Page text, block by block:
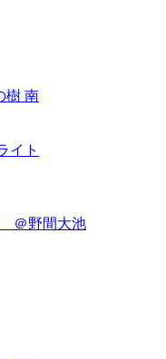
樹 南
イト
＠野間大池